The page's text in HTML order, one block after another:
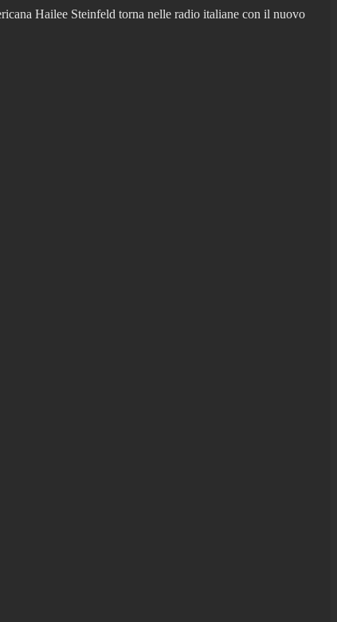
Hailee Steinfeld torna nelle radio italiane con il nuovo